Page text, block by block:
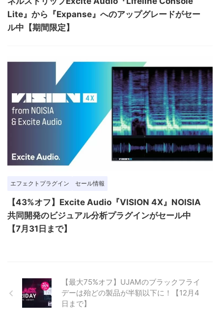
Lite』から『Expanse』へのアップグレードがセー
ル中【期間限定】
エフェクトプラグイン セール情報
【43%オフ】Excite Audio『VISION 4X』NOISIA
共同開発のビジュアル分析プラグインがセール中
【7月31日まで】
【最大75%オフ】UJAMのブラックフライ
デーは殆どの製品が半額以下に！【12月4
日まで】